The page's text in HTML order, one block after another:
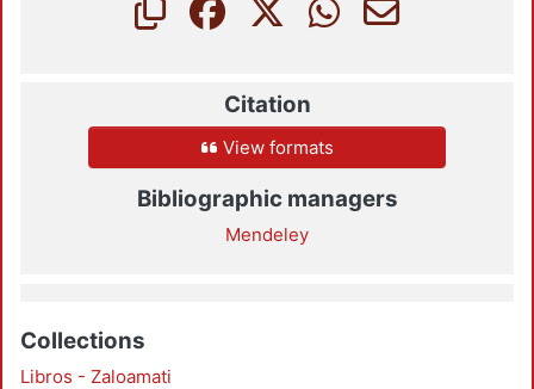
Citation
View formats
Bibliographic managers
Mendeley
Collections
Libros - Zaloamati